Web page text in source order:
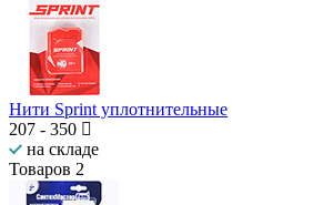
Нити Sprint уплотнительные
207 - 350
на складе
Товаров 2